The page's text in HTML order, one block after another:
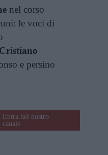
nel corso
le voci di
Cristiano
e persino
Entra nel nostro
canale